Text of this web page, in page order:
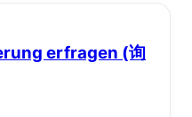
erfragen (询